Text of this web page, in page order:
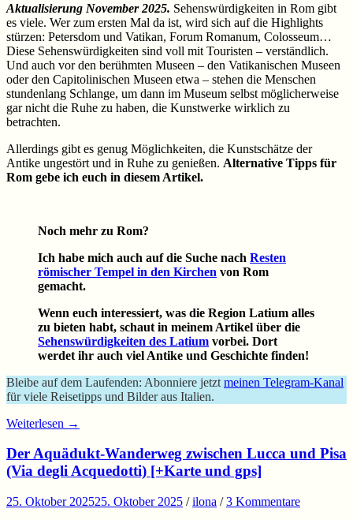
Aktualisierung November 2025. Sehenswürdigkeiten in Rom gibt
es viele. Wer zum ersten Mal da ist, wird sich auf die Highlights
stürzen: Petersdom und Vatikan, Forum Romanum, Colosseum…
Diese Sehenswürdigkeiten sind voll mit Touristen – verständlich.
Und auch vor den berühmten Museen – den Vatikanischen Museen
oder den Capitolinischen Museen etwa – stehen die Menschen
stundenlang Schlange, um dann im Museum selbst möglicherweise
gar nicht die Ruhe zu haben, die Kunstwerke wirklich zu
betrachten.
Allerdings gibt es genug Möglichkeiten, die Kunstschätze der
Antike ungestört und in Ruhe zu genießen. Alternative Tipps für
Rom gebe ich euch in diesem Artikel.
Noch mehr zu Rom?
Ich habe mich auch auf die Suche nach Resten
römischer Tempel in den Kirchen von Rom
gemacht.
Wenn euch interessiert, was die Region Latium alles
zu bieten habt, schaut in meinem Artikel über die
Sehenswürdigkeiten des Latium vorbei. Dort
werdet ihr auch viel Antike und Geschichte finden!
Bleibe auf dem Laufenden: Abonniere jetzt meinen Telegram-Kanal
für viele Reisetipps und Bilder aus Italien.
Weiterlesen →
Der Aquädukt-Wanderweg zwischen Lucca und Pisa
(Via degli Acquedotti) [+Karte und gps]
25. Oktober 202525. Oktober 2025 /ilona /3 Kommentare